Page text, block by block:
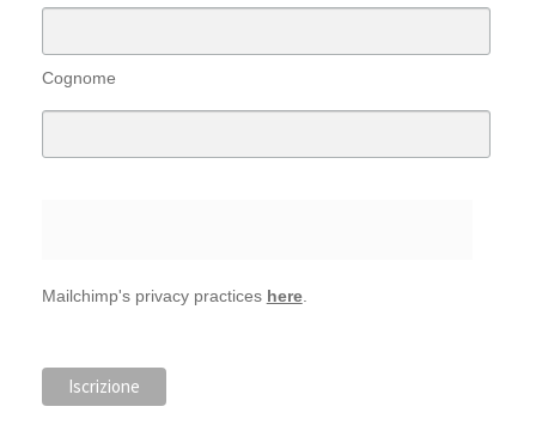
Cognome
Mailchimp's privacy practices here.